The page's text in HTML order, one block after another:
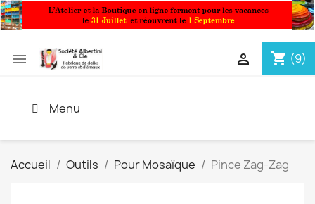
 shopping_cart (9)

Menu
Accueil Outils Pour Mosaïque Pince Zag-Zag